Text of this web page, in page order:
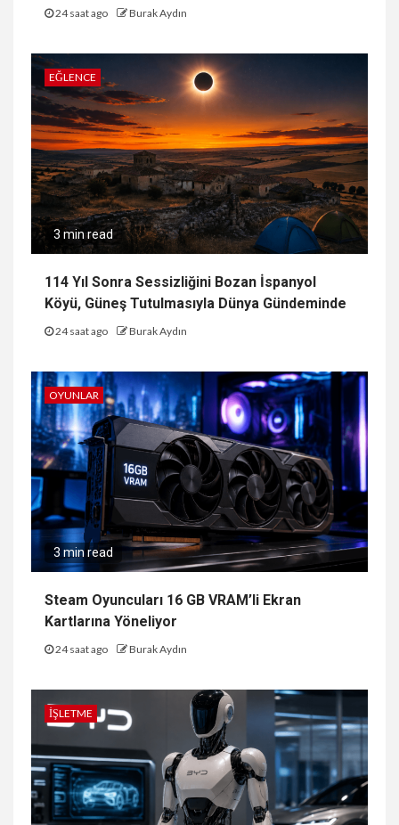
24 saat ago Burak Aydın
EĞLENCE
3 min read
114 Yıl Sonra Sessizliğini Bozan İspanyol
Köyü, Güneş Tutulmasıyla Dünya Gündeminde
24 saat ago Burak Aydın
OYUNLAR
3 min read
Steam Oyuncuları 16 GB VRAM’li Ekran
Kartlarına Yöneliyor
24 saat ago Burak Aydın
İŞLETME